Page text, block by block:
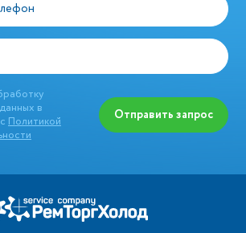
в
Политикой
Отправить запрос